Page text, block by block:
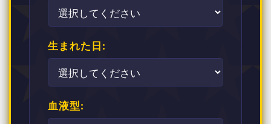
生まれた日:
血液型: